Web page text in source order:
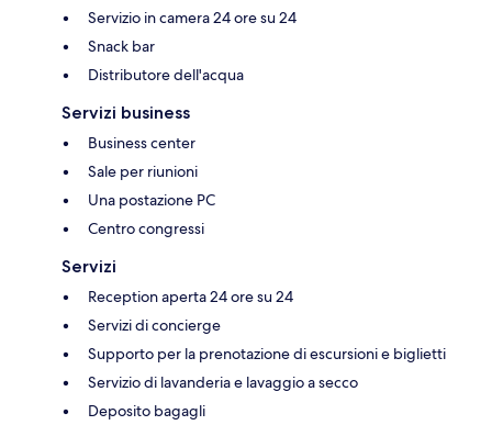
Servizio in camera 24 ore su 24
Snack bar
Distributore dell'acqua
Servizi business
Business center
Sale per riunioni
Una postazione PC
Centro congressi
Servizi
Reception aperta 24 ore su 24
Servizi di concierge
Supporto per la prenotazione di escursioni e biglietti
Servizio di lavanderia e lavaggio a secco
Deposito bagagli